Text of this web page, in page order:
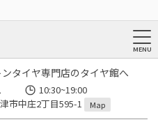
タイヤ専門店のタイヤ館へ
10:30~19:00
市中庄2丁目595-1
Map